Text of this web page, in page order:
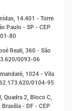
14.401 - Torre
Paulo - SP - CEP
80
Reali, 360 - São
0093-06
1024 - Vila
0104-95
Quadra 2, Bloco C,
Brasília - DF - CEP